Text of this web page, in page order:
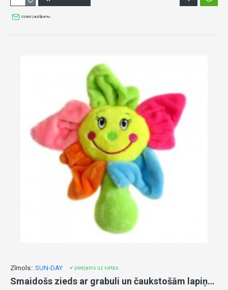
Uzdot jautājumu
Zīmols:: SUN-DAY ✔ pieejams uz vietas
Smaidošs zieds ar grabuli un čaukstošām lapiņām K1075